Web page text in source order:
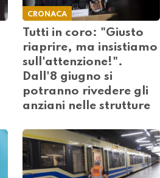
CRONACA
Tutti in coro: "Giusto
riaprire, ma insistiamo
sull'attenzione!".
Dall'8 giugno si
potranno rivedere gli
anziani nelle strutture